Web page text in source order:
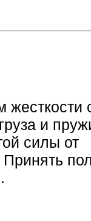
жесткости
и
силы от